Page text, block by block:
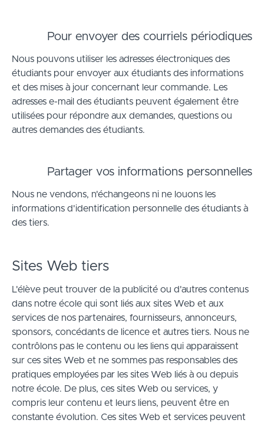
Pour envoyer des courriels périodiques
Nous pouvons utiliser les adresses électroniques des
étudiants pour envoyer aux étudiants des informations
et des mises à jour concernant leur commande. Les
adresses e-mail des étudiants peuvent également être
utilisées pour répondre aux demandes, questions ou
autres demandes des étudiants.
Partager vos informations personnelles
Nous ne vendons, n'échangeons ni ne louons les
informations d'identification personnelle des étudiants à
des tiers.
Sites Web tiers
L'élève peut trouver de la publicité ou d'autres contenus
dans notre école qui sont liés aux sites Web et aux
services de nos partenaires, fournisseurs, annonceurs,
sponsors, concédants de licence et autres tiers. Nous ne
contrôlons pas le contenu ou les liens qui apparaissent
sur ces sites Web et ne sommes pas responsables des
pratiques employées par les sites Web liés à ou depuis
notre école. De plus, ces sites Web ou services, y
compris leur contenu et leurs liens, peuvent être en
constante évolution. Ces sites Web et services peuvent